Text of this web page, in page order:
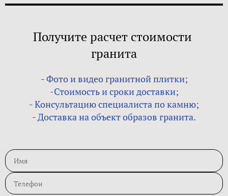
Получите расчет стоимости
гранита
- Фото и видео гранитной плитки;
-Стоимость и сроки доставки;
- Консультацию специалиста по камню;
- Доставка на объект образов гранита.